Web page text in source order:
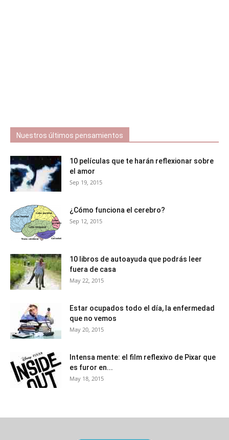
Nuestros últimos pensamientos
10 películas que te harán reflexionar sobre
el amor
Sep 19, 2015
¿Cómo funciona el cerebro?
Sep 12, 2015
10 libros de autoayuda que podrás leer
fuera de casa
May 22, 2015
Estar ocupados todo el día, la enfermedad
que no vemos
May 20, 2015
Intensa mente: el film reflexivo de Pixar que
es furor en...
May 18, 2015